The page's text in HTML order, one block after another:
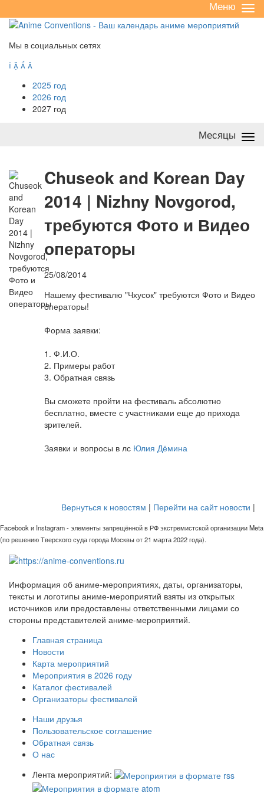
/
Меню
Мы в социальных сетях
   
2025 год
2026 год
2027 год
Месяцы
Chuseok and Korean Day
2014 | Nizhny Novgorod,
требуются Фото и Видео
операторы
25/08/2014
Нашему фестивалю "Чхусок" требуются Фото и Видео
операторы!
Форма заявки:
1. Ф.И.О.
2. Примеры работ
3. Обратная связь
Вы сможете пройти на фестиваль абсолютно
бесплатно, вместе с участниками еще до прихода
зрителей.
Заявки и вопросы в лс Юлия Дёмина
Вернуться к новостям | Перейти на сайт новости |
Facebook и Instagram - элементы запрещённой в РФ экстремистской организации Meta
(по решению Тверского суда города Москвы от 21 марта 2022 года).
Информация об аниме-мероприятиях, даты, организаторы,
тексты и логотипы аниме-мероприятий взяты из открытых
источников или предоставлены ответственными лицами со
стороны представителей аниме-мероприятий.
Главная страница
Новости
Карта мероприятий
Мероприятия в 2026 году
Каталог фестивалей
Организаторы фестивалей
Наши друзья
Пользовательское соглашение
Обратная связь
О нас
Лента мероприятий: